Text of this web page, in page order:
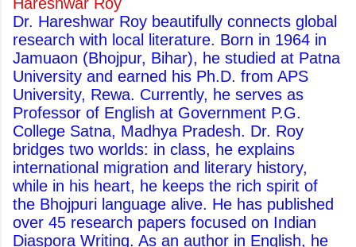
Dr. Hareshwar Roy beautifully connects global
research with local literature. Born in 1964 in
Jamuaon (Bhojpur, Bihar), he studied at Patna
University and earned his Ph.D. from APS
University, Rewa. Currently, he serves as
Professor of English at Government P.G.
College Satna, Madhya Pradesh. Dr. Roy
bridges two worlds: in class, he explains
international migration and literary history,
while in his heart, he keeps the rich spirit of
the Bhojpuri language alive. He has published
over 45 research papers focused on Indian
Diaspora Writing. As an author in English, he